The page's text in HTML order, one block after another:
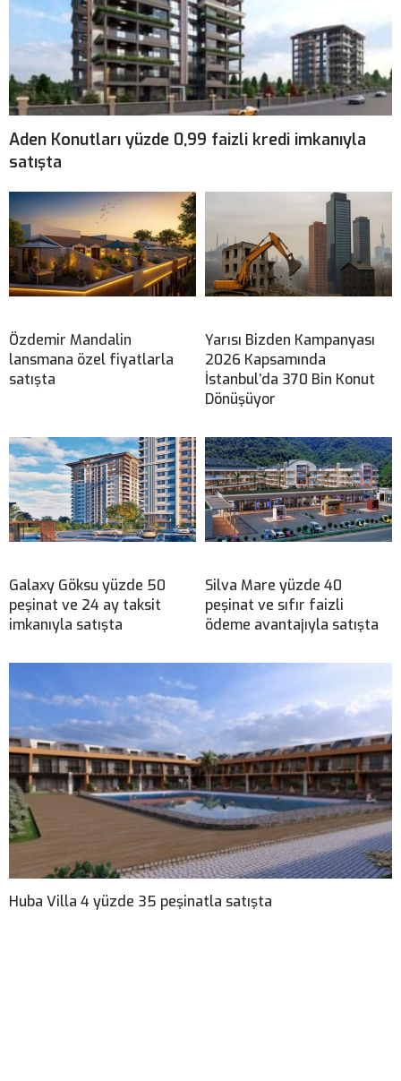
Aden Konutları yüzde 0,99 faizli kredi imkanıyla
satışta
Özdemir Mandalin
lansmana özel fiyatlarla
satışta
Yarısı Bizden Kampanyası
2026 Kapsamında
İstanbul’da 370 Bin Konut
Dönüşüyor
Galaxy Göksu yüzde 50
peşinat ve 24 ay taksit
imkanıyla satışta
Silva Mare yüzde 40
peşinat ve sıfır faizli
ödeme avantajıyla satışta
Huba Villa 4 yüzde 35 peşinatla satışta